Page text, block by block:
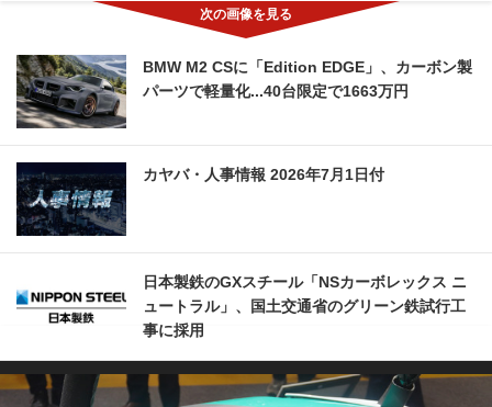
BMW M2 CSに「Edition EDGE」、カーボン製
パーツで軽量化...40台限定で1663万円
カヤバ・人事情報 2026年7月1日付
日本製鉄のGXスチール「NSカーボレックス ニ
ュートラル」、国土交通省のグリーン鉄試行工
事に採用